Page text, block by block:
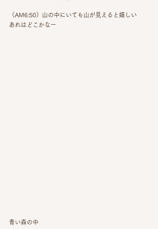
（AM6:50）山の中にいても山が見えると嬉しい
あれはどこかなー
青い森の中